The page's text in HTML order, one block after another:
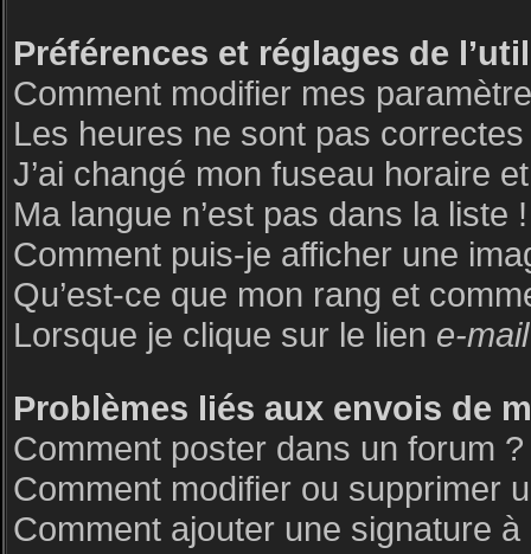
Préférences et réglages de
Comment modifier mes
Les heures ne sont pas correctes
J’ai changé mon fuseau horaire
Ma langue n’est pas dans la liste !
Comment puis-je afficher une
Qu’est-ce que mon rang et
Lorsque je clique sur le lien e-mail
Problèmes liés aux envois de
Comment poster dans un forum ?
Comment modifier ou supprimer
Comment ajouter une signature